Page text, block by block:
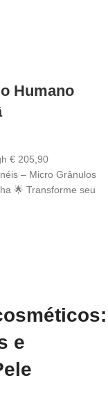
Humano
€ 205,90
– Micro Grânulos
🌟 Transforme seu
e